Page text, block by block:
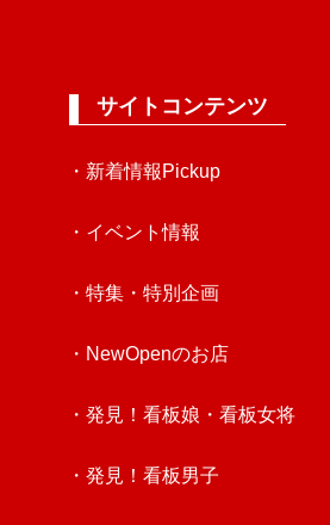
サイトコンテンツ
・新着情報Pickup
・イベント情報
・特集・特別企画
・NewOpenのお店
・発見！看板娘・看板女将
・発見！看板男子